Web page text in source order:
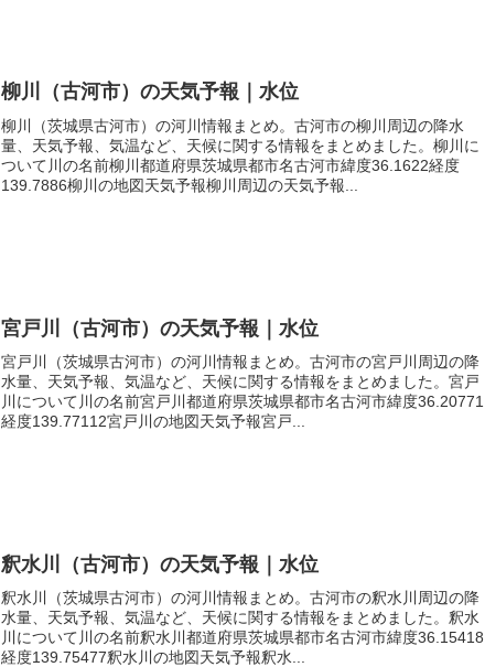
柳川（古河市）の天気予報｜水位
柳川（茨城県古河市）の河川情報まとめ。古河市の柳川周辺の降水
量、天気予報、気温など、天候に関する情報をまとめました。柳川に
ついて川の名前柳川都道府県茨城県都市名古河市緯度36.1622経度
139.7886柳川の地図天気予報柳川周辺の天気予報...
宮戸川（古河市）の天気予報｜水位
宮戸川（茨城県古河市）の河川情報まとめ。古河市の宮戸川周辺の降
水量、天気予報、気温など、天候に関する情報をまとめました。宮戸
川について川の名前宮戸川都道府県茨城県都市名古河市緯度36.20771
経度139.77112宮戸川の地図天気予報宮戸...
釈水川（古河市）の天気予報｜水位
釈水川（茨城県古河市）の河川情報まとめ。古河市の釈水川周辺の降
水量、天気予報、気温など、天候に関する情報をまとめました。釈水
川について川の名前釈水川都道府県茨城県都市名古河市緯度36.15418
経度139.75477釈水川の地図天気予報釈水...